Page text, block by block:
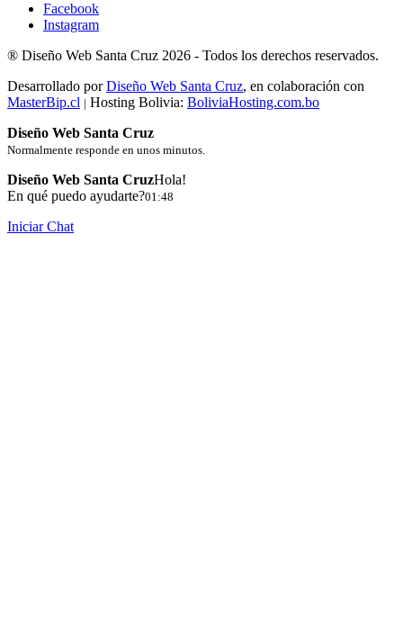
Facebook
Instagram
® Diseño Web Santa Cruz 2026 - Todos los derechos reservados.
Desarrollado porDiseño Web Santa Cruz, en colaboración con
MasterBip.cl | Hosting Bolivia: BoliviaHosting.com.bo
Diseño Web Santa Cruz
Normalmente responde en unos minutos.
Diseño Web Santa CruzHola!
En qué puedo ayudarte?01:48
Iniciar Chat